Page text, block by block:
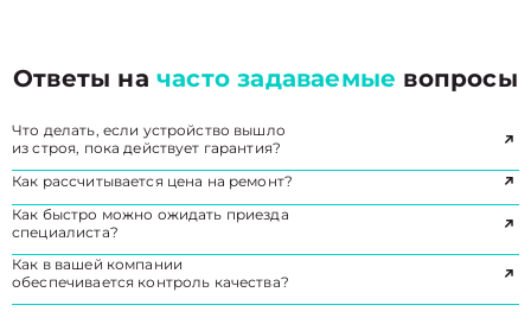
Ответы начасто задаваемые вопросы
Что делать, если устройство вышло
из строя, пока действует гарантия?
Как рассчитывается цена на ремонт?
Как быстро можно ожидать приезда
специалиста?
Как в вашей компании
обеспечивается контроль качества?